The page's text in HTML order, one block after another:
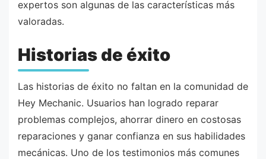
expertos son algunas de las características más
valoradas.
Historias de éxito
Las historias de éxito no faltan en la comunidad de
Hey Mechanic. Usuarios han logrado reparar
problemas complejos, ahorrar dinero en costosas
reparaciones y ganar confianza en sus habilidades
mecánicas. Uno de los testimonios más comunes